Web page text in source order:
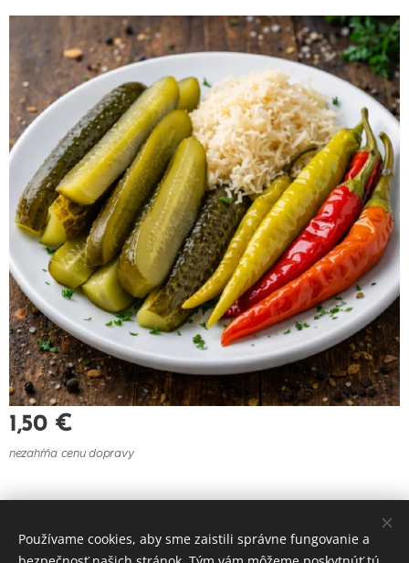
1,50€
nezahŕňa cenu dopravy
Cookies
Používame cookies, aby sme zaistili správne fungovanie a